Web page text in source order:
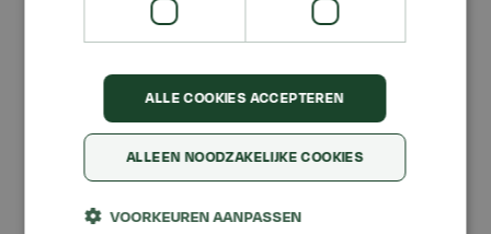
De prijs
Winnaar Roos Dyson ontving de 'HIP Award',
alsmede een bedrag van € 1.000, dat in overleg
ALLE COOKIES ACCEPTEREN
ALLEEN NOODZAKELIJKE COOKIES
VOORKEUREN AANPASSEN